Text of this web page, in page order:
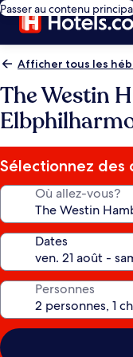
Passer au contenu
Afficher tous les
The Westin
Sélectionnez des
Où allez-vous?
Dates
Personnes